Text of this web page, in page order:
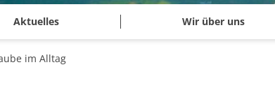
Aktuelles Wir über uns
im Alltag